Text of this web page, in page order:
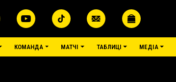
КОМАНДА МАТЧІ ТАБЛИЦІ МЕДІА